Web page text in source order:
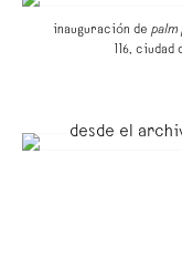
inauguración de palm
116,